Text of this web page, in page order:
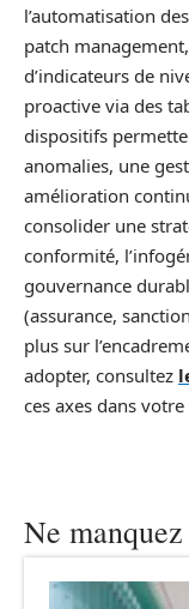
l’automatisation
patch
d’indicateurs de
proactive via des
dispositifs
anomalies, une
amélioration
consolider une
conformité,
gouvernance
(assurance,
plus sur
adopter, consultez
ces axes dans
Ne